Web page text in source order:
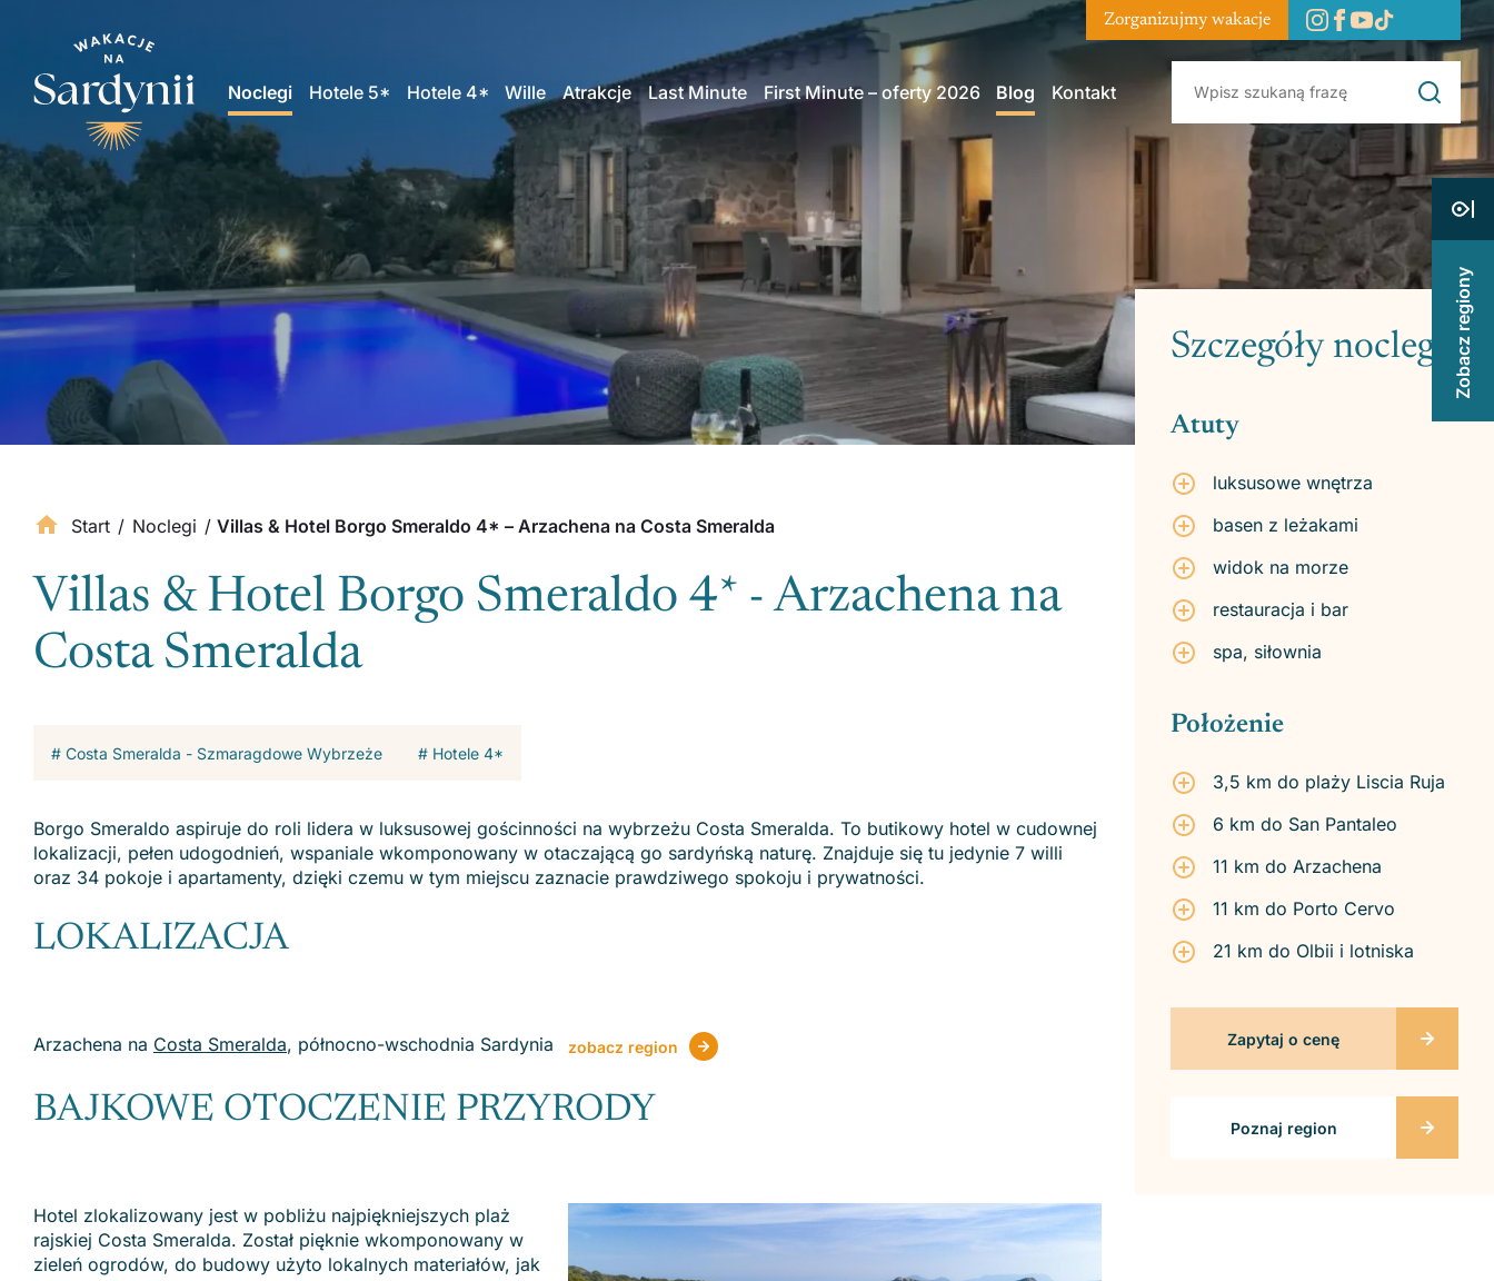
Noclegi Hotele 5* Hotele 4* Wille Atrakcje Last Minute First Minute – oferty 2026 Blog Kontakt
Zorganizujmy wakacje
Szczegóły noclegu
Atuty
luksusowe wnętrza
basen z leżakami
widok na morze
restauracja i bar
spa, siłownia
Położenie
3,5 km do plaży Liscia Ruja
6 km do San Pantaleo
11 km do Arzachena
11 km do Porto Cervo
21 km do Olbii i lotniska
Zapytaj o cenę
Poznaj region
Start / Noclegi / Villas & Hotel Borgo Smeraldo 4* – Arzachena na Costa Smeralda
Villas & Hotel Borgo Smeraldo 4* - Arzachena na
Costa Smeralda
# Costa Smeralda - Szmaragdowe Wybrzeże # Hotele 4*
Borgo Smeraldo aspiruje do roli lidera w luksusowej gościnności na wybrzeżu Costa Smeralda. To butikowy hotel w cudownej
lokalizacji, pełen udogodnień, wspaniale wkomponowany w otaczającą go sardyńską naturę. Znajduje się tu jedynie 7 willi
oraz 34 pokoje i apartamenty, dzięki czemu w tym miejscu zaznacie prawdziwego spokoju i prywatności.
LOKALIZACJA
Arzachena na Costa Smeralda, północno-wschodnia Sardynia zobacz region
BAJKOWE OTOCZENIE PRZYRODY
Hotel zlokalizowany jest w pobliżu najpiękniejszych plaż
rajskiej Costa Smeralda. Został pięknie wkomponowany w
zieleń ogrodów, do budowy użyto lokalnych materiałów, jak
Zobacz regiony